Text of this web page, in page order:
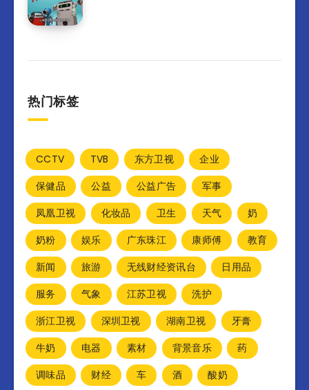
热门标签
CCTV TVB 东方卫视
企业
保健品
公益 公益广告
军事
凤凰卫视
化妆品 卫生 天气
奶
奶粉
娱乐 广东珠江 康师傅
教育
新闻
旅游 无线财经资讯台
日用品
服务
气象 江苏卫视
洗护
浙江卫视
深圳卫视 湖南卫视
牙膏
牛奶
电器 素材 背景音乐
药
调味品
财经 车 酒
酸奶